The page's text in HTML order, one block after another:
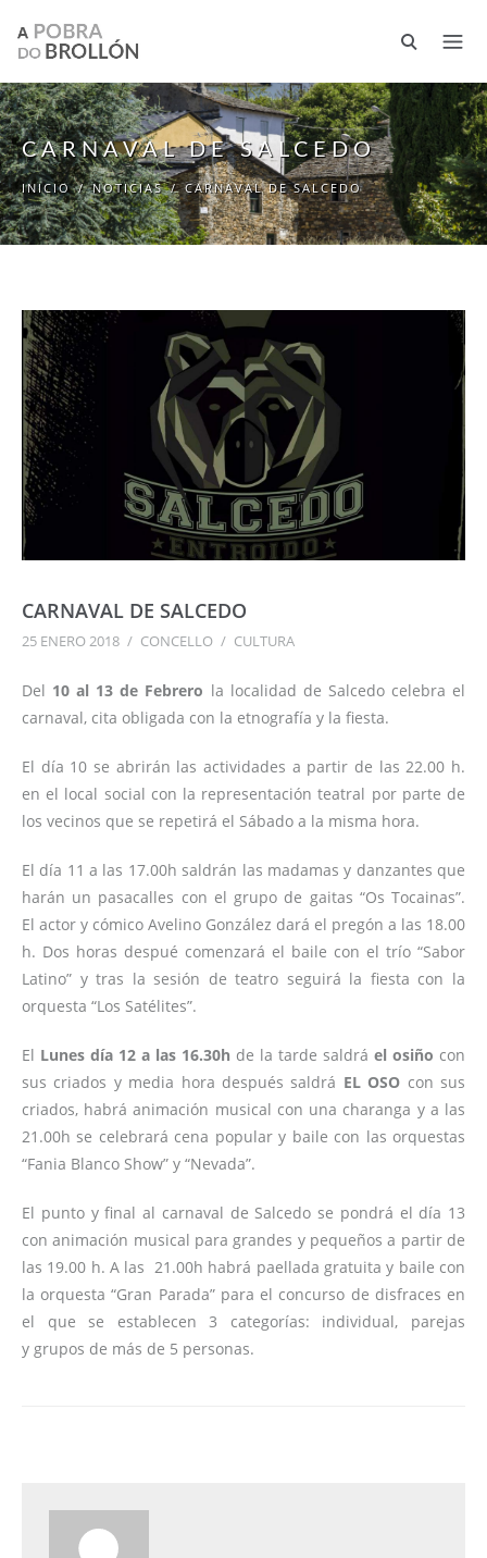
CARNAVAL DE SALCEDO
INICIO / NOTICIAS / CARNAVAL DE SALCEDO
CARNAVAL DE SALCEDO
25 ENERO 2018 / CONCELLO / CULTURA
Del 10 al 13 de Febrero la localidad de Salcedo celebra el
carnaval, cita obligada con la etnografía y la fiesta.
El día 10 se abrirán las actividades a partir de las 22.00 h.
en el local social con la representación teatral por parte de
los vecinos que se repetirá el Sábado a la misma hora.
El día 11 a las 17.00h saldrán las madamas y danzantes que
harán un pasacalles con el grupo de gaitas “Os Tocainas”.
El actor y cómico Avelino González dará el pregón a las 18.00
h. Dos horas despué comenzará el baile con el trío “Sabor
Latino” y tras la sesión de teatro seguirá la fiesta con la
orquesta “Los Satélites”.
El Lunes día 12 a las 16.30h de la tarde saldrá el osiño con
sus criados y media hora después saldrá EL OSO con sus
criados, habrá animación musical con una charanga y a las
21.00h se celebrará cena popular y baile con las orquestas
“Fania Blanco Show” y “Nevada”.
El punto y final al carnaval de Salcedo se pondrá el día 13
con animación musical para grandes y pequeños a partir de
las 19.00 h. A las 21.00h habrá paellada gratuita y baile con
la orquesta “Gran Parada” para el concurso de disfraces en
el que se establecen 3 categorías: individual, parejas
y grupos de más de 5 personas.